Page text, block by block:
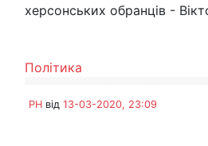
херсонських обранців -
Політика
PH від 13-03-2020, 23:09